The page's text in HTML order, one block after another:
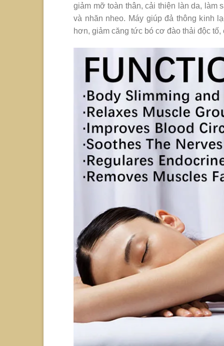
giảm mỡ toàn thân, cải thiện làn da, làm
và nhăn nheo. Máy giúp đả thông kinh
hơn, giảm căng tức bó cơ đào thải độc